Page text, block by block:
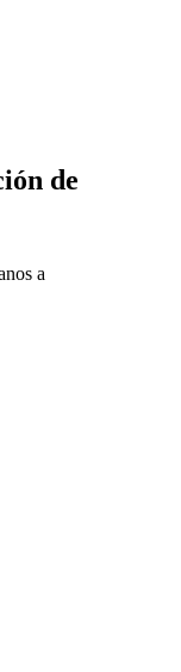
de
a